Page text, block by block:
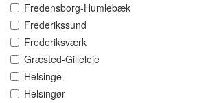
Fredensborg-Humlebæk
Frederikssund
Frederiksværk
Græsted-Gilleleje
Helsinge
Helsingør